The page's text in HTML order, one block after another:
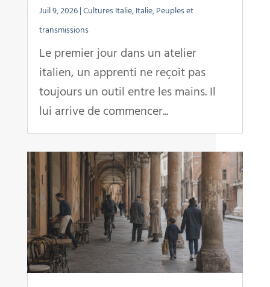
Juil 9, 2026|Cultures Italie,Italie,Peuples et
transmissions
Le premier jour dans un atelier
italien, un apprenti ne reçoit pas
toujours un outil entre les mains. Il
lui arrive de commencer...